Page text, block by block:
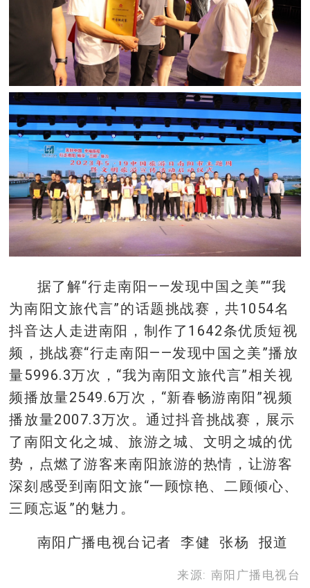
据了解“行走南阳——发现中国之美”“我
为南阳文旅代言”的话题挑战赛，共1054名
抖音达人走进南阳，制作了1642条优质短视
频，挑战赛“行走南阳——发现中国之美”播放
量5996.3万次，“我为南阳文旅代言”相关视
频播放量2549.6万次，“新春畅游南阳”视频
播放量2007.3万次。通过抖音挑战赛，展示
了南阳文化之城、旅游之城、文明之城的优
势，点燃了游客来南阳旅游的热情，让游客
深刻感受到南阳文旅“一顾惊艳、二顾倾心、
三顾忘返”的魅力。
南阳广播电视台记者 李健 张杨 报道
来源: 南阳广播电视台